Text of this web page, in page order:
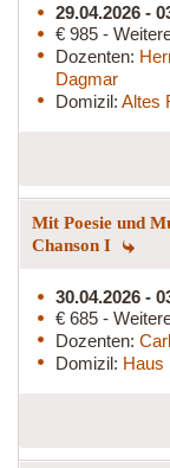
29.04.2026 -
€ 985 -
Dozenten:
Dagmar
Domizil: Altes
Mit Poesie und
Chanson I
30.04.2026 -
€ 685 -
Dozenten:
Domizil: Haus